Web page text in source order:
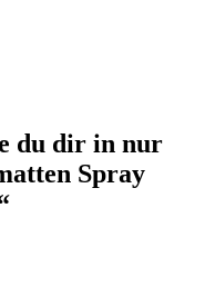
du dir in nur
Spray